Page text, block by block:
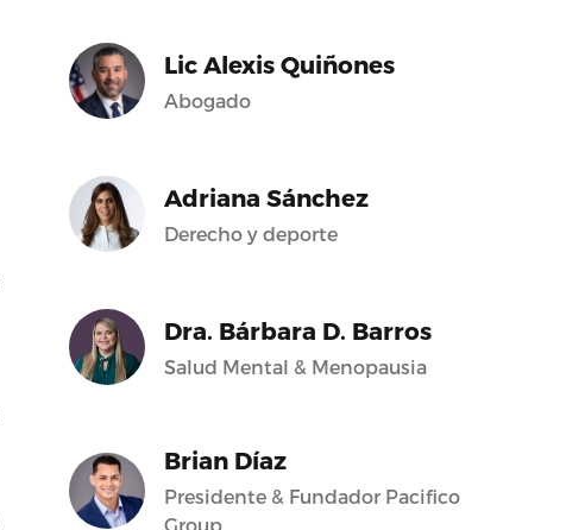
Lic Alexis Quiñones
Abogado
Adriana Sánchez
Derecho y deporte
Dra. Bárbara D. Barros
Salud Mental & Menopausia
Brian Díaz
Presidente & Fundador Pacifico
Group